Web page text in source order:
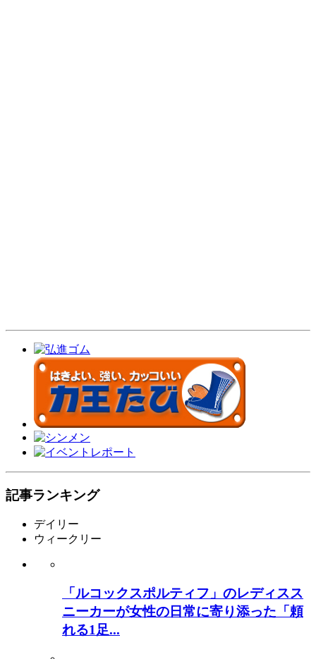
記事ランキング
デイリー
ウィークリー
「ルコックスポルティフ」のレディスス
ニーカーが女性の日常に寄り添った「頼
れる1足...